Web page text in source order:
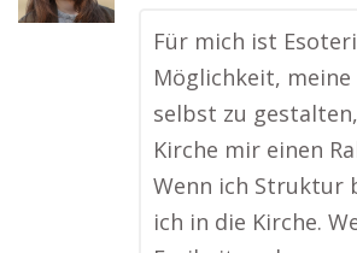
Für mich ist
Möglichkeit,
selbst zu
Kirche mir einen
Wenn ich Struktur
ich in die Kirche.